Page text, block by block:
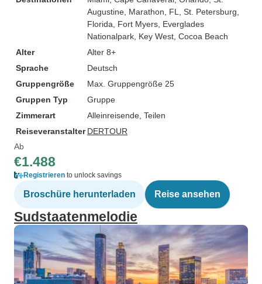
Augustine , Marathon, FL
, St. Petersburg,
Florida , Fort Myers , Everglades
Nationalpark , Key West , Cocoa Beach
Alter
Alter 8+
Sprache
Deutsch
Gruppengröße
Max. Gruppengröße 25
Gruppen Typ
Gruppe
Zimmerart
Alleinreisende, Teilen
Reiseveranstalter DERTOUR
Ab
€1.488
Registrieren to unlock savings
Broschüre herunterladen Reise ansehen
Sudstaatenmelodie